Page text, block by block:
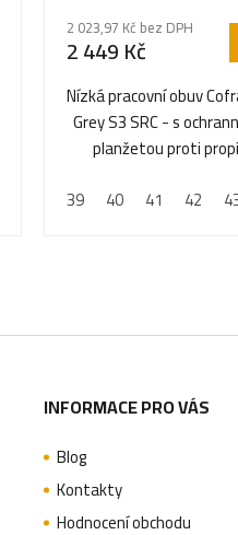
44 45 46 47
2 023,97 Kč bez DPH
2 449 Kč
Nízká pracovní obuv
Grey S3 SRC - s
planžetou proti
39
40 41 42
INFORMACE PRO VÁS
Blog
Kontakty
Hodnocení obchodu